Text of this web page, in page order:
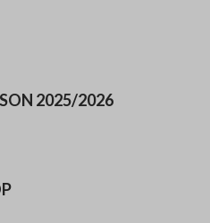
2025/2026